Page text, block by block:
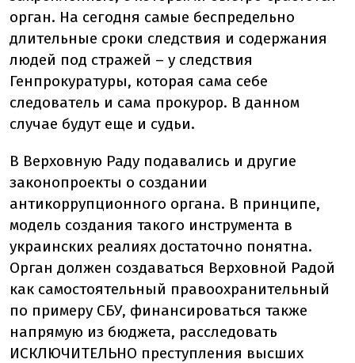
орган. На сегодня самые беспредельно
длительные сроки следствия и содержания
людей под стражей – у следствия
Генпрокуратуры, которая сама себе
следователь и сама прокурор. В данном
случае будут еще и судьи.
В Верховную Раду подавались и другие
законопроекты о создании
антикоррупционного органа. В принципе,
модель создания такого инструмента в
украинских реалиях достаточно понятна.
Орган должен создаваться Верховной Радой
как самостоятельный правоохранительный
по примеру СБУ, финансироваться также
напрямую из бюджета, расследовать
ИСКЛЮЧИТЕЛЬНО преступления высших